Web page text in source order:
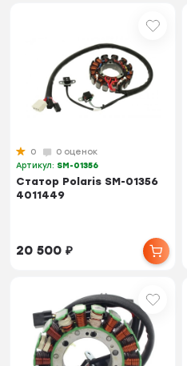
0
0 оценок
Артикул: SM-01356
Статор Polaris SM-01356
4011449
20 500₽